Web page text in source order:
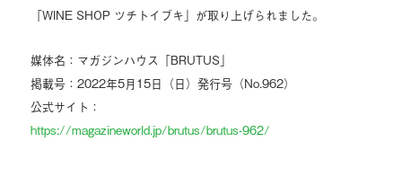
「WINE SHOP ツチトイブキ」が取り上げられました。
媒体名：マガジンハウス「BRUTUS」
掲載号：2022年5月15日（日）発行号（No.962）
公式サイト：
https://magazineworld.jp/brutus/brutus-962/